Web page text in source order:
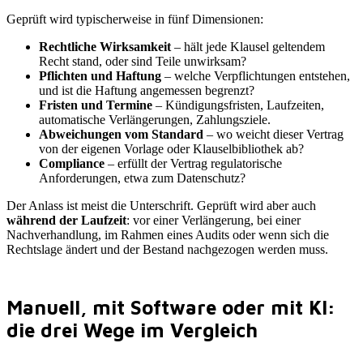
Geprüft wird typischerweise in fünf Dimensionen:
Rechtliche Wirksamkeit – hält jede Klausel geltendem
Recht stand, oder sind Teile unwirksam?
Pflichten und Haftung – welche Verpflichtungen entstehen,
und ist die Haftung angemessen begrenzt?
Fristen und Termine – Kündigungsfristen, Laufzeiten,
automatische Verlängerungen, Zahlungsziele.
Abweichungen vom Standard – wo weicht dieser Vertrag
von der eigenen Vorlage oder Klauselbibliothek ab?
Compliance – erfüllt der Vertrag regulatorische
Anforderungen, etwa zum Datenschutz?
Der Anlass ist meist die Unterschrift. Geprüft wird aber auch
während der Laufzeit: vor einer Verlängerung, bei einer
Nachverhandlung, im Rahmen eines Audits oder wenn sich die
Rechtslage ändert und der Bestand nachgezogen werden muss.
Manuell, mit Software oder mit KI:
die drei Wege im Vergleich